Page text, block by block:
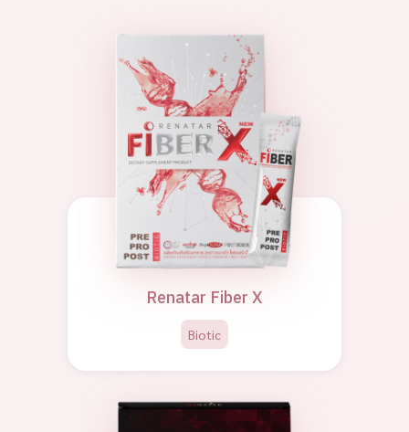
Renatar Fiber X
Biotic